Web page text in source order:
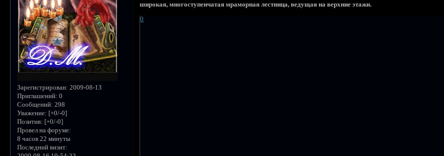
Зарегистрирован: 2009-08-13
Приглашений: 0
Сообщений: 298
Уважение: [+0/-0]
Позитив: [+0/-0]
Провел на форуме:
8 часов 22 минуты
Последний визит:
широкая, многоступенчатая мраморная лестница, ведущая на верхние этажи.
0